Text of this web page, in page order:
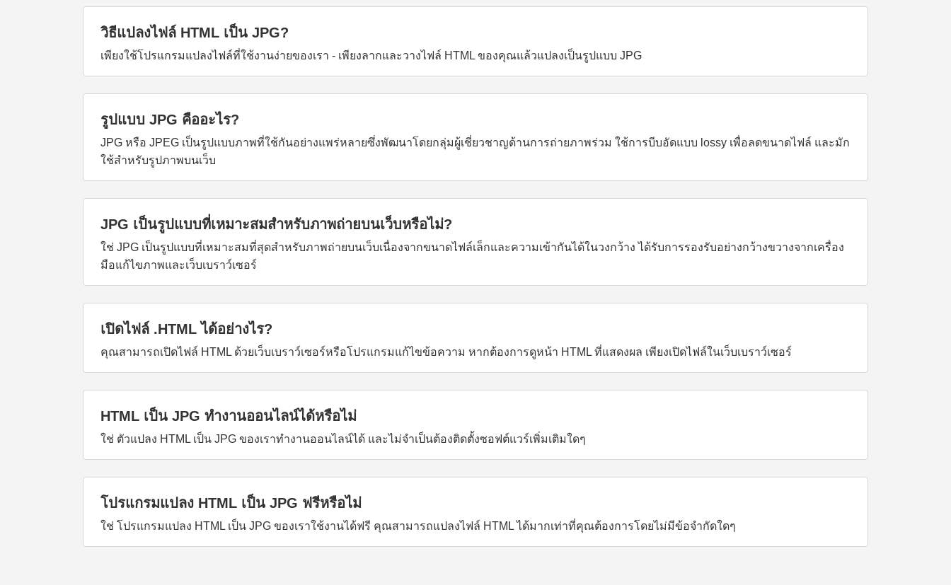
วิธีแปลงไฟล์ HTML เป็น JPG?
เพียงใช้โปรแกรมแปลงไฟล์ที่ใช้งานง่ายของเรา - เพียงลากและวางไฟล์ HTML ของคุณแล้วแปลงเป็นรูปแบบ JPG
รูปแบบ JPG คืออะไร?
JPG หรือ JPEG เป็นรูปแบบภาพที่ใช้กันอย่างแพร่หลายซึ่งพัฒนาโดยกลุ่มผู้เชี่ยวชาญด้านการถ่ายภาพร่วม ใช้การบีบอัดแบบ lossy เพื่อลดขนาดไฟล์ และมัก
ใช้สำหรับรูปภาพบนเว็บ
JPG เป็นรูปแบบที่เหมาะสมสำหรับภาพถ่ายบนเว็บหรือไม่?
ใช่ JPG เป็นรูปแบบที่เหมาะสมที่สุดสำหรับภาพถ่ายบนเว็บเนื่องจากขนาดไฟล์เล็กและความเข้ากันได้ในวงกว้าง ได้รับการรองรับอย่างกว้างขวางจากเครื่อง
มือแก้ไขภาพและเว็บเบราว์เซอร์
เปิดไฟล์ .HTML ได้อย่างไร?
คุณสามารถเปิดไฟล์ HTML ด้วยเว็บเบราว์เซอร์หรือโปรแกรมแก้ไขข้อความ หากต้องการดูหน้า HTML ที่แสดงผล เพียงเปิดไฟล์ในเว็บเบราว์เซอร์
HTML เป็น JPG ทำงานออนไลน์ได้หรือไม่
ใช่ ตัวแปลง HTML เป็น JPG ของเราทำงานออนไลน์ได้ และไม่จำเป็นต้องติดตั้งซอฟต์แวร์เพิ่มเติมใดๆ
โปรแกรมแปลง HTML เป็น JPG ฟรีหรือไม่
ใช่ โปรแกรมแปลง HTML เป็น JPG ของเราใช้งานได้ฟรี คุณสามารถแปลงไฟล์ HTML ได้มากเท่าที่คุณต้องการโดยไม่มีข้อจำกัดใดๆ